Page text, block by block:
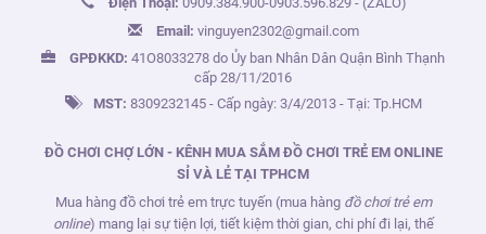
Email: vinguyen2302@gmail.com
GPĐKKD: 41O8033278 do Ủy ban Nhân Dân Quận Bình Thạnh
cấp 28/11/2016
MST: 8309232145 - Cấp ngày: 3/4/2013 - Tại: Tp.HCM
ĐỒ CHƠI CHỢ LỚN - KÊNH MUA SẮM ĐỒ CHƠI TRẺ EM ONLINE
SỈ VÀ LẺ TẠI TPHCM
Mua hàng đồ chơi trẻ em trực tuyến (mua hàng đồ chơi trẻ em
online) mang lại sự tiện lợi, tiết kiệm thời gian, chi phí đi lại, thế